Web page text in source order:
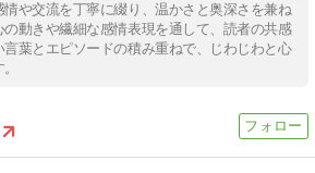
や交流を丁寧に綴り、温かさと奥深さを兼ね
動きや繊細な感情表現を通して、読者の共感
葉とエピソードの積み重ねで、じわじわと心